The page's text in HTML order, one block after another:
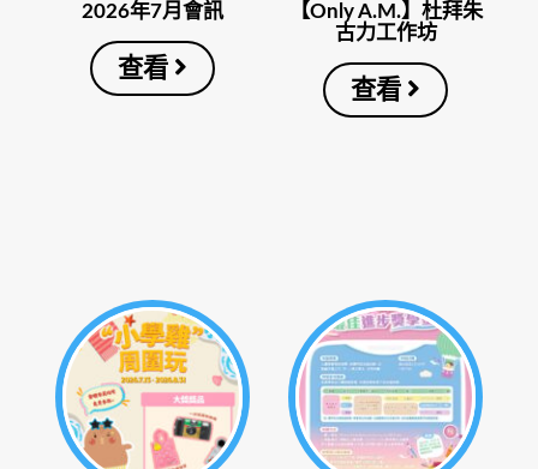
2026年7月會訊
查看
【Only A.M.】杜拜朱
古力工作坊
查看